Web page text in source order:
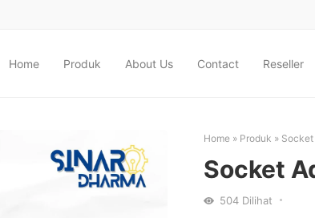
Home Produk About Us Contact Reseller
Home » Produk »
Socket
504 Dilihat